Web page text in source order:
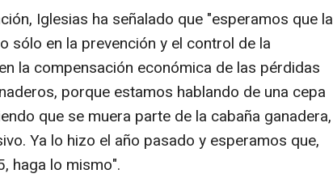
Iglesias ha señalado que "esperamos que la
sólo en la prevención y el control de la
la compensación económica de las pérdidas
porque estamos hablando de una cepa
que se muera parte de la cabaña ganadera,
Ya lo hizo el año pasado y esperamos que,
haga lo mismo".